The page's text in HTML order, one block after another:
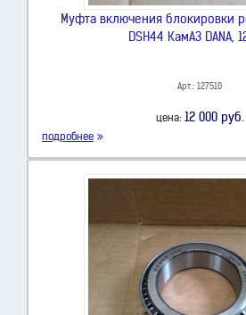
Муфта включения блокировки
DSH44 КамАЗ DANA,
Арт.: 127510
цена: 12 000 руб.
подробнее